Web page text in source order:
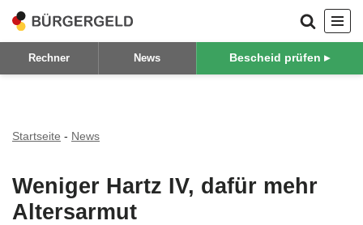
Zum
Inhalt
Rechner News Bescheid prüfen ▸
Startseite - News
Weniger Hartz IV, dafür mehr
Altersarmut